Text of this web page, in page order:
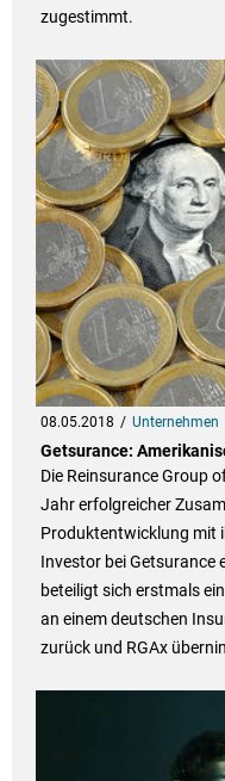
zugestimmt.
08.05.2018 Unternehmen
Getsurance:
Die Reinsurance Group
Jahr erfolgreicher
Produktentwicklung mit
Investor bei Getsurance
beteiligt sich erstmals
an einem deutschen
zurück und RGAx